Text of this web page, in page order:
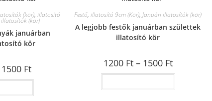
(kör), illatosító
(kör)
januárban
kör
1500 Ft
Festő,illatosító 9cm (Kör),Januári illatosítók (kör)
A legjobb festők januárban születtek
illatosító kör
1200 Ft– 1500 Ft